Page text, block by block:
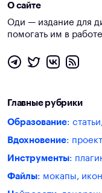
О сайте
Оди — издание для
помогать им в
Главные рубрики
Образование:
Вдохновение:
Инструменты:
Файлы: мокапы,